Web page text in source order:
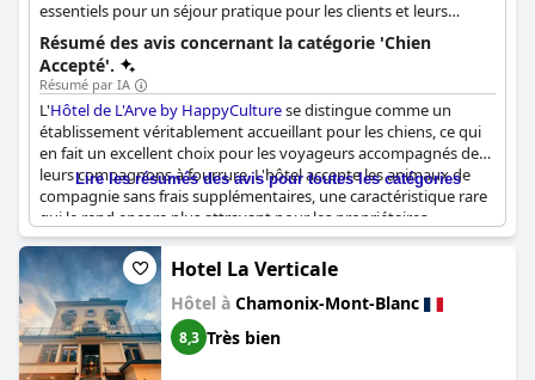
essentiels pour un séjour pratique pour les clients et leurs
animaux.
Résumé des avis concernant la catégorie 'Chien
Accepté'.
Résumé par IA
L'Hôtel de L'Arve by HappyCulturese distingue comme un
établissement véritablement accueillant pour les chiens, ce qui
en fait un excellent choix pour les voyageurs accompagnés de
leurs compagnons à fourrure. L'hôtel accepte les animaux de
compagnie sans frais supplémentaires, une caractéristique rare
qui le rend encore plus attrayant pour les propriétaires
d'animaux. Les clients soulignent fréquemment la gentillesse et
la serviabilité du personnel, qui accueille chaleureusement les
humains et leurs amis à quatre pattes. La politique d'accueil des
animaux de l'hôtel va au-delà de la simple acceptation, offrant
des jardins adaptés aux chiens et des espaces de restauration
dédiés où les clients peuvent prendre leur petit-déjeuner avec
leurs animaux.
Lire les résumés des avis pour toutes les catégories
Hotel La Verticale
Hôtel à Chamonix-Mont-Blanc
8,3 Très bien